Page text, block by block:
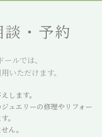
・予約
ルでは、
いただけます。
します。
ュエリーの修理やリフォー
。
ん。